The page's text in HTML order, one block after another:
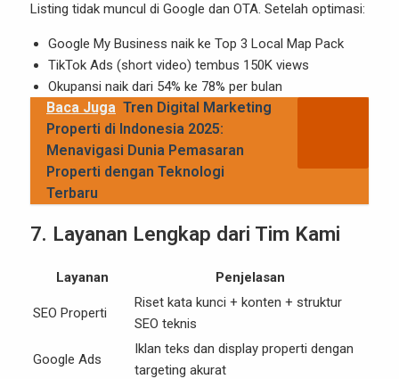
Listing tidak muncul di Google dan OTA. Setelah optimasi:
Google My Business naik ke Top 3 Local Map Pack
TikTok Ads (short video) tembus 150K views
Okupansi naik dari 54% ke 78% per bulan
Baca Juga Tren Digital Marketing
Properti di Indonesia 2025:
Menavigasi Dunia Pemasaran
Properti dengan Teknologi
Terbaru
7. Layanan Lengkap dari Tim Kami
Layanan Penjelasan
SEO Properti
Riset kata kunci + konten + struktur
SEO teknis
Google Ads
Iklan teks dan display properti dengan
targeting akurat